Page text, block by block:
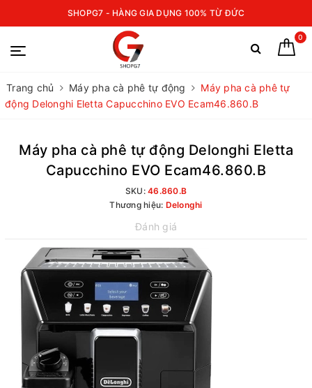
SHOPG7 - HÀNG GIA DỤNG 100% TỪ ĐỨC
0
Trang chủ Máy pha cà phê tự động
Máy pha cà phê tự
động Delonghi Eletta Capucchino EVO Ecam46.860.B
Máy pha cà phê tự động Delonghi Eletta
Capucchino EVO Ecam46.860.B
SKU:46.860.B
Thương hiệu: Delonghi
Đánh giá